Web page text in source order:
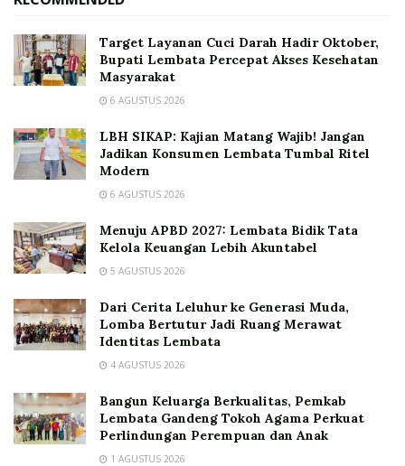
Target Layanan Cuci Darah Hadir Oktober,
Bupati Lembata Percepat Akses Kesehatan
Masyarakat
6 AGUSTUS 2026
LBH SIKAP: Kajian Matang Wajib! Jangan
Jadikan Konsumen Lembata Tumbal Ritel
Modern
6 AGUSTUS 2026
Menuju APBD 2027: Lembata Bidik Tata
Kelola Keuangan Lebih Akuntabel
5 AGUSTUS 2026
Dari Cerita Leluhur ke Generasi Muda,
Lomba Bertutur Jadi Ruang Merawat
Identitas Lembata
4 AGUSTUS 2026
Bangun Keluarga Berkualitas, Pemkab
Lembata Gandeng Tokoh Agama Perkuat
Perlindungan Perempuan dan Anak
1 AGUSTUS 2026